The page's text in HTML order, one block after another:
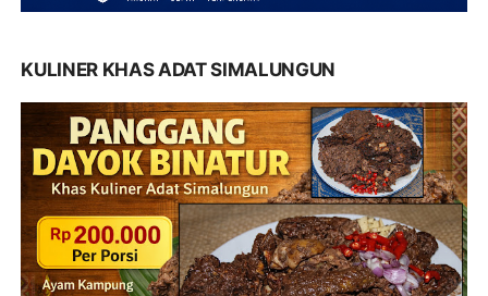
KULINER KHAS ADAT SIMALUNGUN